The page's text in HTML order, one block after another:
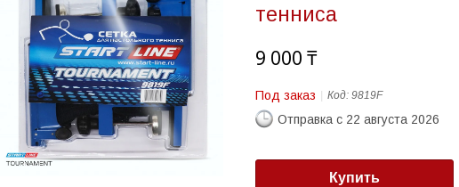
тенниса
9 000 ₸
Под заказ Код: 9819F
Отправка с 22 августа 2026
Купить